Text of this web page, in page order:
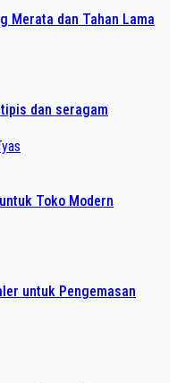
Merata dan Tahan Lama
dan seragam
Toko Modern
untuk Pengemasan